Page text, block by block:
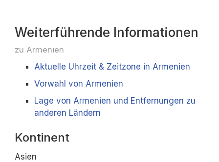
Weiterführende Informationen
zu Armenien
Aktuelle Uhrzeit & Zeitzone in Armenien
Vorwahl von Armenien
Lage von Armenien und Entfernungen zu
anderen Ländern
Kontinent
Asien